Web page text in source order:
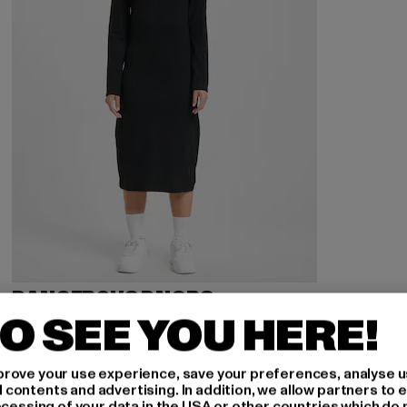
DANGEROUS DNGRS
Noir
15,00 EUR
Derzeitiger Preis: 15,00 EUR
29,99 EUR Aktionspreis: 29,99 EUR
SEE YOU HERE!
your use experience, save your preferences, analyse
and advertising. In addition, we allow partners to